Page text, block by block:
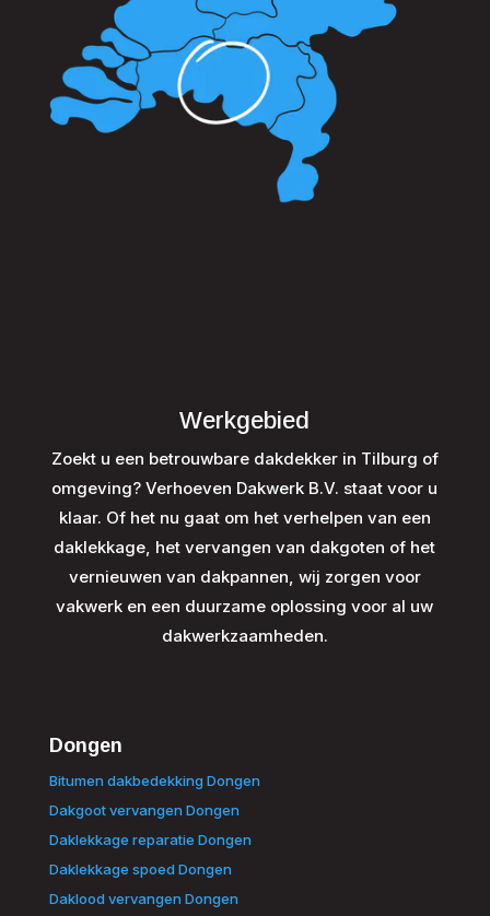
Werkgebied
Zoekt u een betrouwbare dakdekker in Tilburg of
omgeving? Verhoeven Dakwerk B.V. staat voor u
klaar. Of het nu gaat om het verhelpen van een
daklekkage, het vervangen van dakgoten of het
vernieuwen van dakpannen, wij zorgen voor
vakwerk en een duurzame oplossing voor al uw
dakwerkzaamheden.
Dongen
Bitumen dakbedekking Dongen
Dakgoot vervangen Dongen
Daklekkage reparatie Dongen
Daklekkage spoed Dongen
Daklood vervangen Dongen